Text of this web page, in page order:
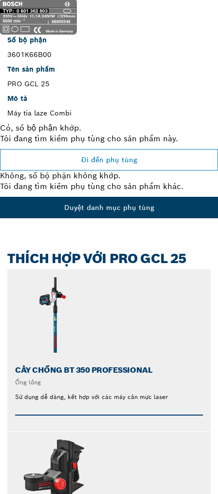
Số bộ phận
3601K66B00
Tên sản phẩm
PRO GCL 25
Mô tả
Máy tia laze Combi
Có, số bộ phận khớp.
Tôi đang tìm kiếm phụ tùng cho sản phẩm này.
Đi đến phụ tùng
Không, số bộ phận không khớp.
Tôi đang tìm kiếm phụ tùng cho sản phẩm khác.
Duyệt danh mục phụ tùng
THÍCH HỢP VỚI PRO GCL 25
CÂY CHỐNG BT 350 PROFESSIONAL
Ống lồng
Sử dụng dễ dàng, kết hợp với các máy cân mực laser